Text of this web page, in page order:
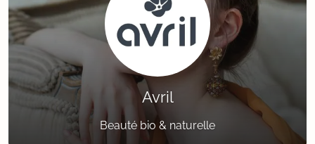
Avril
Beauté bio & naturelle